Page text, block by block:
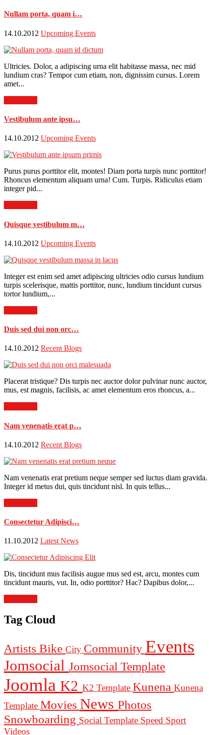
Nullam porta, quam i…
14.10.2012 Upcoming Events
Ultricies. Dolor, a adipiscing urna elit habitasse massa, nec mid
lundium cras? Tempor cum etiam, non, dignissim cursus. Lorem
amet...
Vestibulum ante ipsu…
14.10.2012 Upcoming Events
Purus purus porttitor elit, montes! Diam porta turpis nunc porttitor!
Rhoncus elementum aliquam urna! Cum. Turpis. Ridiculus etiam
integer pid...
Quisque vestibulum m…
14.10.2012 Upcoming Events
Integer est enim sed amet adipiscing ultricies odio cursus lundium
turpis scelerisque, mattis porttitor, nunc, lundium tincidunt cursus
tortor lundium,...
Duis sed dui non orc…
14.10.2012 Recent Blogs
Placerat tristique? Dis turpis nec auctor dolor pulvinar nunc auctor,
mus, est magnis, facilisis, ac amet elementum eros rhoncus, a...
Nam venenatis erat p…
14.10.2012 Recent Blogs
Nam venenatis erat pretium neque semper sed luctus diam gravida.
Integer id metus dui, quis tincidunt nisl. In quis tellus...
Consectetur Adipisci…
11.10.2012 Latest News
Dis, tincidunt mus facilisis augue mus sed est, arcu, montes cum
tincidunt mauris, vut. In, odio porttitor? Hac? Dapibus dolor,...
Tag Cloud
Artists Bike City Community Events
Jomsocial Jomsocial Template
Joomla K2 K2 Template Kunena Kunena
Template Movies News Photos
Snowboarding Social Template Speed Sport
Videos